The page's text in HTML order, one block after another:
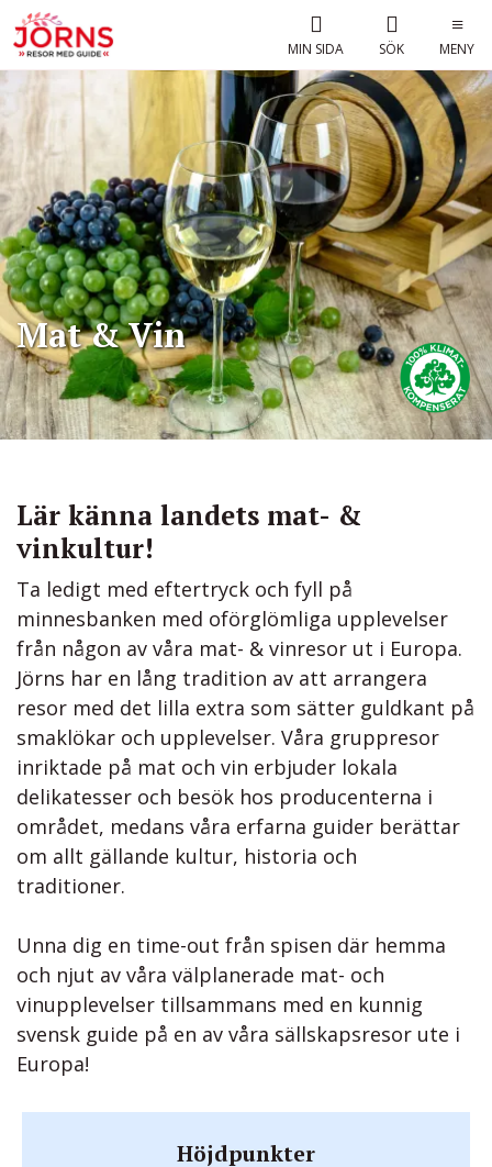
MIN SIDA SÖK MENY
Mat & Vin
Lär känna landets mat- &
vinkultur!
Ta ledigt med eftertryck och fyll på
minnesbanken med oförglömliga upplevelser
från någon av våra mat- & vinresor ut i Europa.
Jörns har en lång tradition av att arrangera
resor med det lilla extra som sätter guldkant på
smaklökar och upplevelser. Våra gruppresor
inriktade på mat och vin erbjuder lokala
delikatesser och besök hos producenterna i
området, medans våra erfarna guider berättar
om allt gällande kultur, historia och
traditioner.
Unna dig en time-out från spisen där hemma
och njut av våra välplanerade mat- och
vinupplevelser tillsammans med en kunnig
svensk guide på en av våra sällskapsresor ute i
Europa!
Höjdpunkter